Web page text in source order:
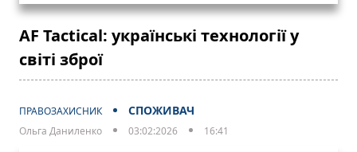
AF Tactical: українські технології у
світі зброї
ПРАВОЗАХИСНИК СПОЖИВАЧ
Ольга Даниленко 03:02:2026 16:41